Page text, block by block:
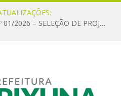
CHAMAMENTO PÚBLICO Nº 01/2026 – SELEÇÃO DE PROJETOS PARA FIRMAR TERMO DE EXECUÇÃO CULTURAL COM RECURSOS DA POLÍTICA NACIONAL ALDIR BLANC DE FOMENTO À CULTURA – PNAB (LEI Nº 14.399/2022)